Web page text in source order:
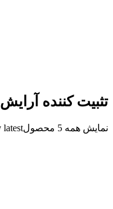
تثبیت کننده آرایش
نمایش همه 5 محصول latest